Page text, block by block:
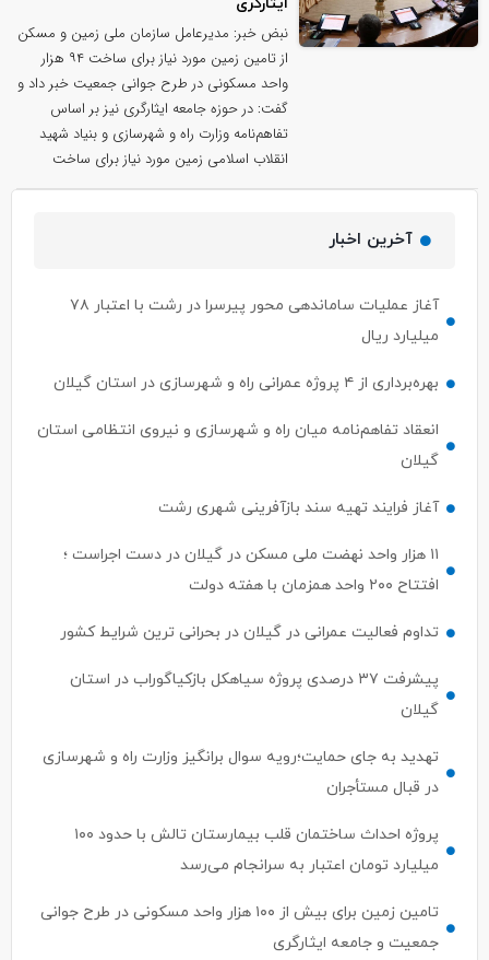
نبض خبر: مدیرعامل سازمان ملی زمین و مسکن
از تامین زمین مورد نیاز برای ساخت ۹۴ هزار
واحد مسکونی در طرح جوانی جمعیت خبر داد و
گفت: در حوزه جامعه ایثارگری نیز بر اساس
تفاهم‌نامه وزارت راه و شهرسازی و بنیاد شهید
انقلاب اسلامی زمین مورد نیاز برای ساخت
آخرین اخبار
آغاز عملیات ساماندهی محور پیرسرا در رشت با اعتبار ۷۸
میلیارد ریال
بهره‌برداری از ۴ پروژه‌ عمرانی راه و شهرسازی در استان گیلان
انعقاد تفاهم‌نامه میان راه و شهرسازی و نیروی انتظامی استان
گیلان
آغاز فرایند تهیه سند بازآفرینی شهری رشت
۱۱ هزار واحد نهضت ملی مسکن در گیلان در دست اجراست ؛
افتتاح ۲۰۰ واحد همزمان با هفته دولت
تداوم فعالیت عمرانی در گیلان در بحرانی‌ ترین شرایط کشور
پیشرفت ۳۷ درصدی پروژه سیاهکل بازکیاگوراب در استان
گیلان
تهدید به جای حمایت؛رویه سوال برانگیز وزارت راه و‌ شهرسازی
در قبال مستأجران
پروژه احداث ساختمان قلب بیمارستان تالش با حدود ۱۰۰
میلیارد تومان اعتبار به سرانجام می‌رسد
تامین زمین برای بیش از ۱۰۰ هزار واحد مسکونی در طرح جوانی
جمعیت و جامعه ایثارگری